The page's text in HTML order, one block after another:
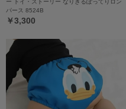
パース 8524B
￥3,300